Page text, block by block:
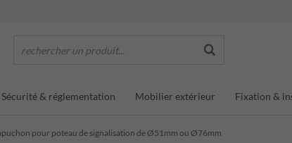
rechercher un produit...
Sécurité & réglementation Mobilier extérieur Fixation &
pour poteau de signalisation de Ø51mm ou Ø76mm